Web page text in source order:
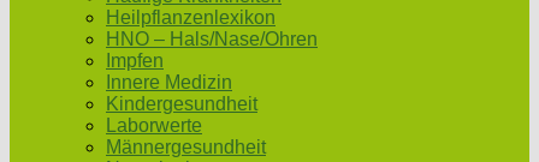
Heilpflanzenlexikon
HNO – Hals/Nase/Ohren
Impfen
Innere Medizin
Kindergesundheit
Laborwerte
Männergesundheit